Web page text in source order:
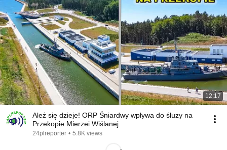
12:17
Ależ się dzieje! ORP Śniardwy wpływa do śluzy na
Przekopie Mierzei Wiślanej.
24plreporter • 5.8K views